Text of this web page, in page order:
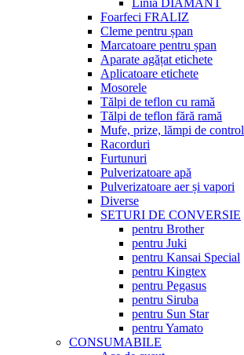
Linia DIAMANT
Foarfeci FRALIZ
Cleme pentru șpan
Marcatoare pentru șpan
Aparate agățat etichete
Aplicatoare etichete
Mosorele
Tălpi de teflon cu ramă
Tălpi de teflon fără ramă
Mufe, prize, lămpi de control
Racorduri
Furtunuri
Pulverizatoare apă
Pulverizatoare aer și vapori
Diverse
SETURI DE CONVERSIE
pentru Brother
pentru Juki
pentru Kansai Special
pentru Kingtex
pentru Pegasus
pentru Siruba
pentru Sun Star
pentru Yamato
CONSUMABILE